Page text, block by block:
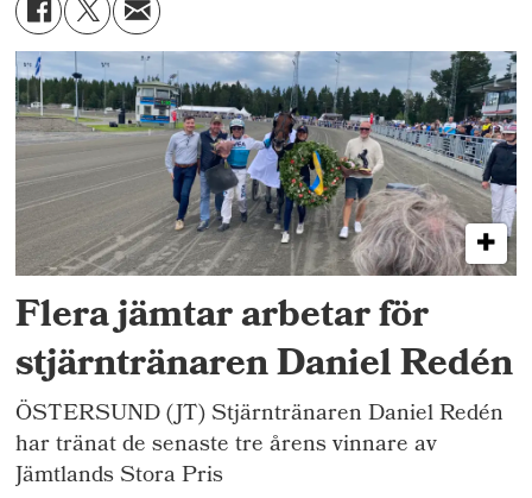
Flera jämtar arbetar för
stjärntränaren Daniel Redén
ÖSTERSUND (JT) Stjärntränaren Daniel Redén
har tränat de senaste tre årens vinnare av
Jämtlands Stora Pris